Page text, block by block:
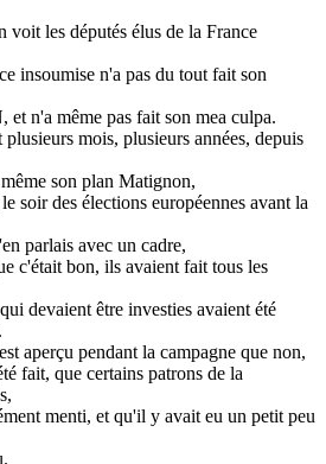
voit les députés élus de la France
insoumise n'a pas du tout fait son
et n'a même pas fait son mea culpa.
mois, plusieurs années, depuis
son plan Matignon,
soir des élections européennes avant la
parlais avec un cadre,
c'était bon, ils avaient fait tous les
devaient être investies avaient été
aperçu pendant la campagne que non,
fait, que certains patrons de la
menti, et qu'il y avait eu un petit peu